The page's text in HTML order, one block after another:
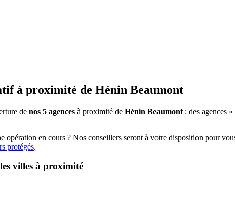
à proximité de Hénin Beaumont
de nos 5 agences à proximité de Hénin Beaumont : des agences
opération en cours ? Nos conseillers seront à votre disposition pour
protégés.
villes à proximité